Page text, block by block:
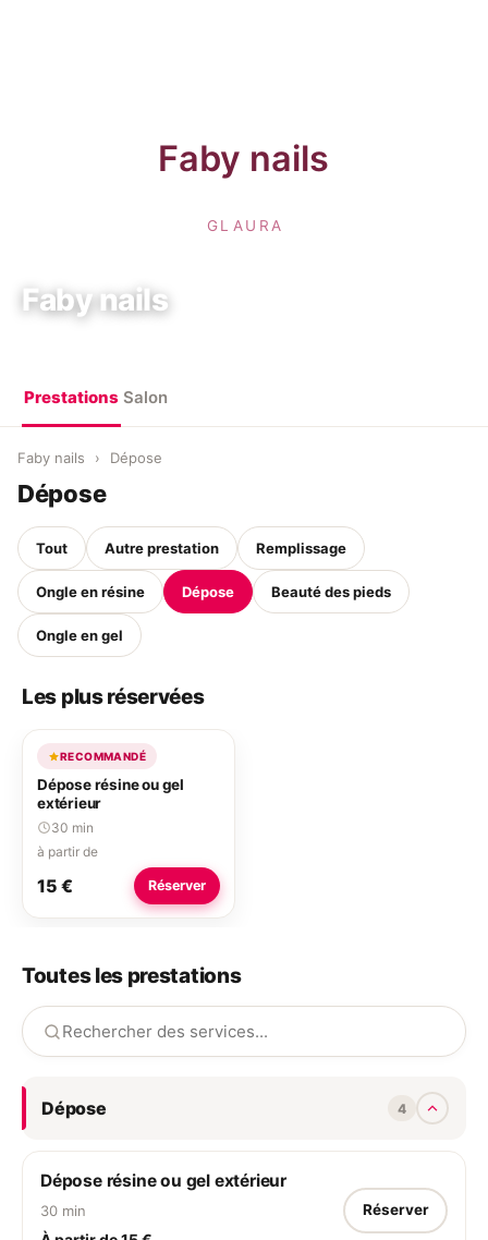
Faby nails
Prestations Salon
Faby nails › Dépose
Dépose
Tout Autre prestation Remplissage
Ongle en résine Dépose Beauté des pieds
Ongle en gel
Les plus réservées
RECOMMANDÉ
Dépose résine ou gel
extérieur
30 min
à partir de
15 € Réserver
Toutes les prestations
Dépose 4
Dépose résine ou gel extérieur
30 min Réserver